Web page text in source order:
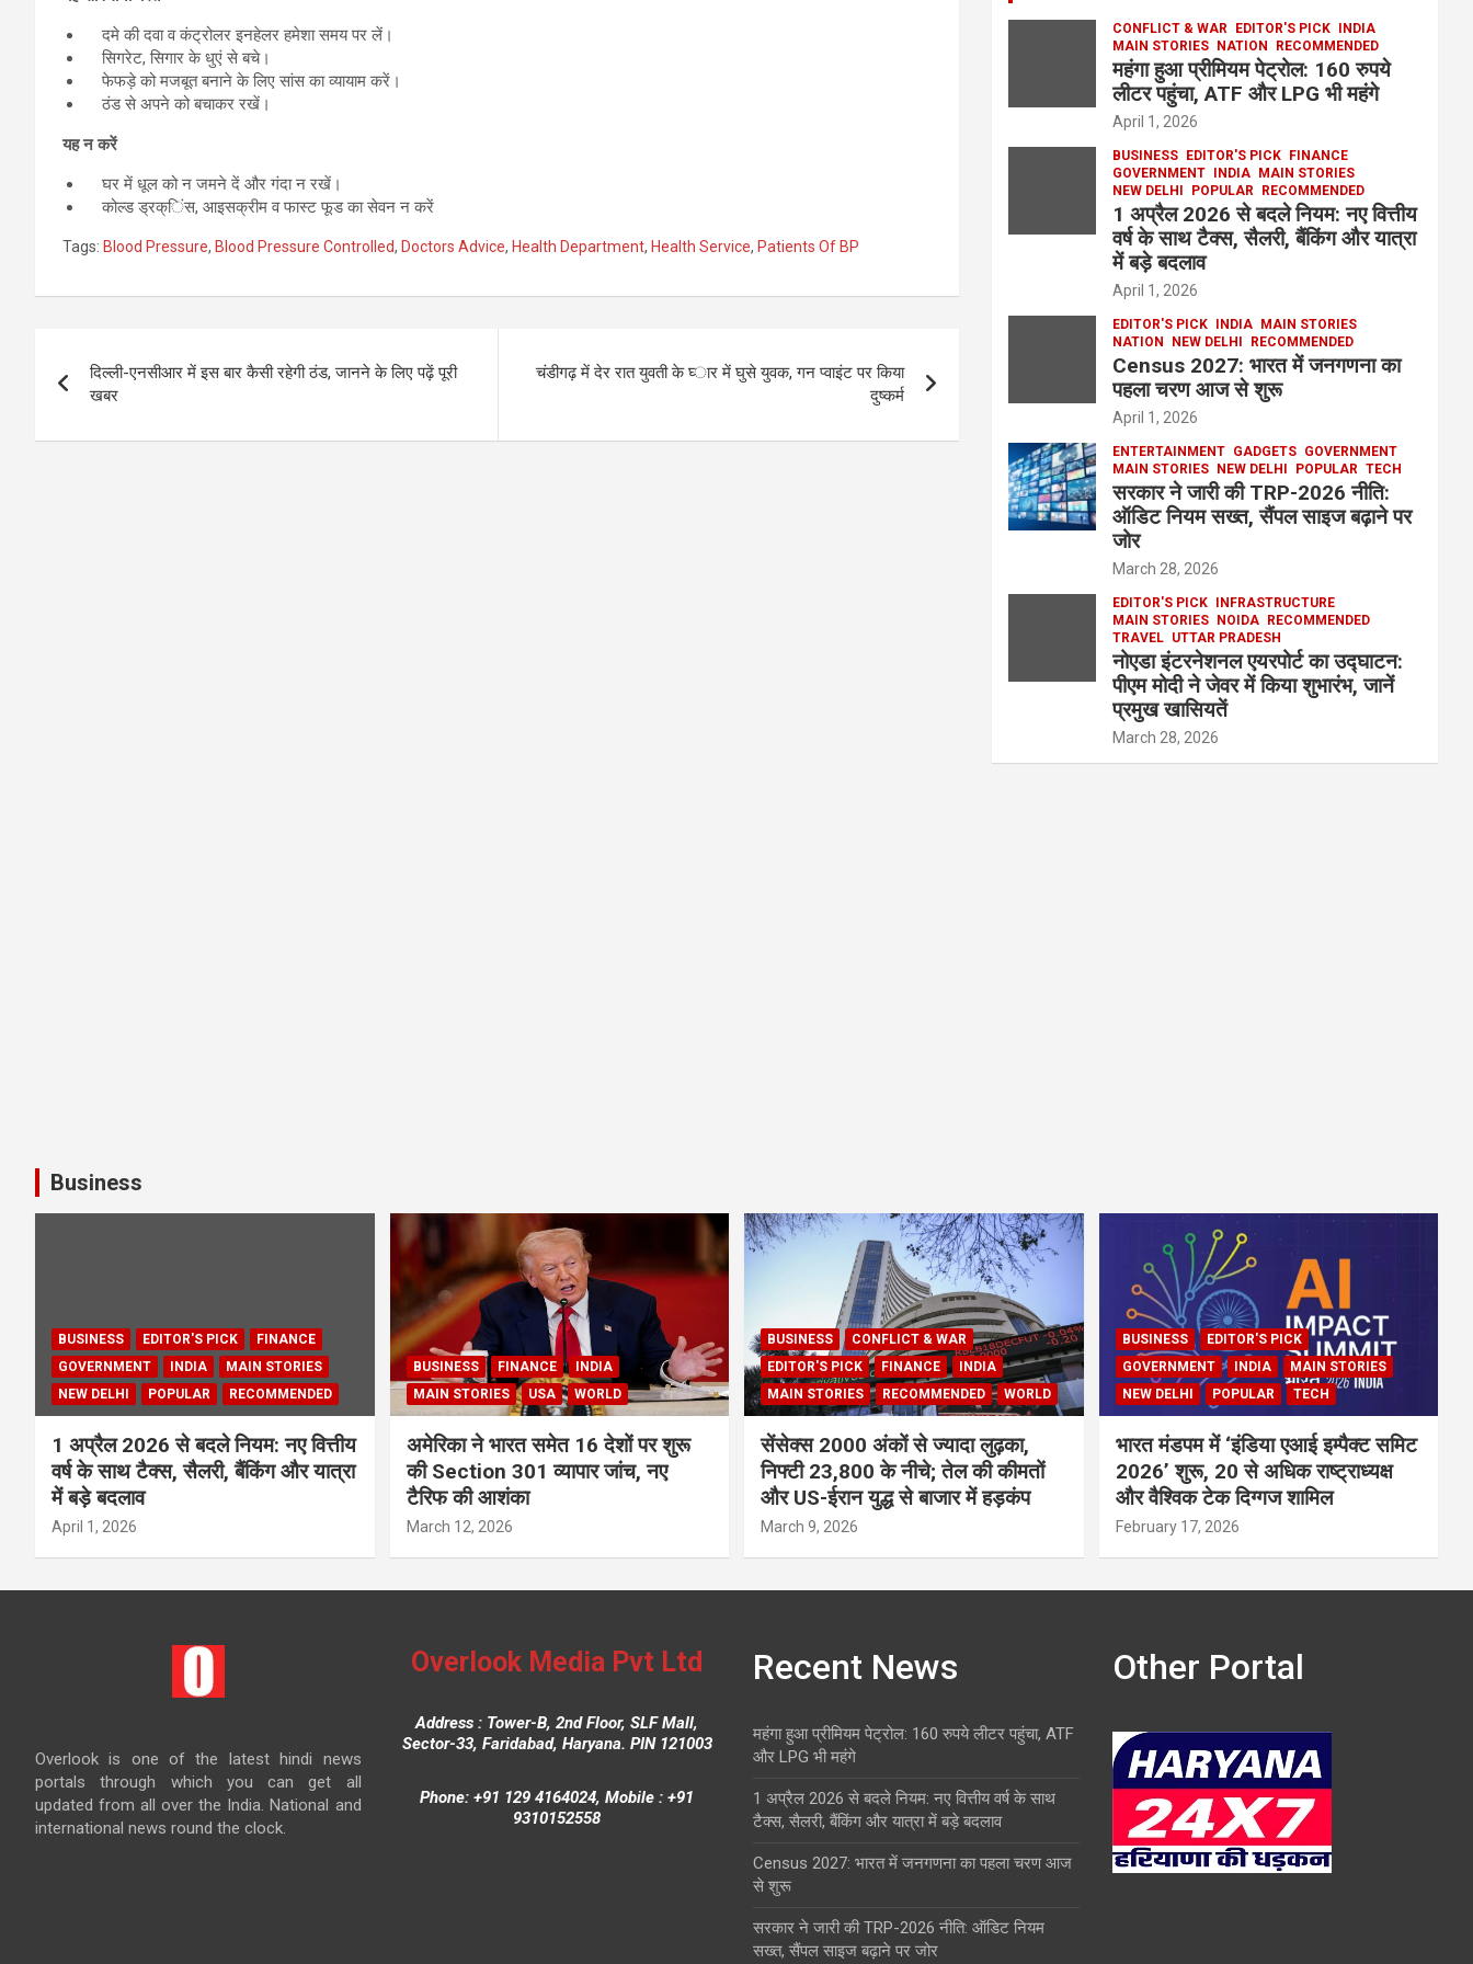
दमे की दवा व कंट्रोलर इनहेलर हमेशा समय पर लें।
सिगरेट, सिगार के धुएं से बचे।
फेफड़े को मजबूत बनाने के लिए सांस का व्यायाम करें।
ठंड से अपने को बचाकर रखें।
यह न करें
घर में धूल को न जमने दें और गंदा न रखें।
कोल्ड ड्रक्िंस, आइसक्रीम व फास्ट फूड का सेवन न करें
Tags: Blood Pressure, Blood Pressure Controlled, Doctors Advice, Health Department, Health Service, Patients Of BP
navigation
दिल्ली-एनसीआर में इस बार कैसी रहेगी ठंड, जानने के लिए पढ़ें पूरी
खबर
चंडीगढ़ में देर रात युवती के घ्‍ार में घुसे युवक, गन प्‍वाइंट पर किया
दुष्‍कर्म
CONFLICT & WAR EDITOR'S PICK INDIA
MAIN STORIES NATION RECOMMENDED
महंगा हुआ प्रीमियम पेट्रोल: 160 रुपये
लीटर पहुंचा, ATF और LPG भी महंगे
April 1, 2026
BUSINESS EDITOR'S PICK FINANCE
GOVERNMENT INDIA MAIN STORIES
NEW DELHI
POPULAR RECOMMENDED
1 अप्रैल 2026 से बदले नियम: नए वित्तीय
वर्ष के साथ टैक्स, सैलरी, बैंकिंग और यात्रा
में बड़े बदलाव
April 1, 2026
EDITOR'S PICK INDIA MAIN STORIES
NATION
NEW DELHI RECOMMENDED
Census 2027: भारत में जनगणना का
पहला चरण आज से शुरू
April 1, 2026
ENTERTAINMENT GADGETS GOVERNMENT
MAIN STORIES NEW DELHI POPULAR TECH
सरकार ने जारी की TRP-2026 नीति:
ऑडिट नियम सख्त, सैंपल साइज बढ़ाने पर
जोर
March 28, 2026
EDITOR'S PICK INFRASTRUCTURE
MAIN STORIES NOIDA RECOMMENDED
TRAVEL UTTAR PRADESH
नोएडा इंटरनेशनल एयरपोर्ट का उद्घाटन:
पीएम मोदी ने जेवर में किया शुभारंभ, जानें
प्रमुख खासियतें
March 28, 2026
Business
BUSINESS EDITOR'S PICK
FINANCE
GOVERNMENT
INDIA
MAIN STORIES
NEW DELHI
POPULAR RECOMMENDED
1 अप्रैल 2026 से बदले नियम: नए वित्तीय
वर्ष के साथ टैक्स, सैलरी, बैंकिंग और यात्रा
में बड़े बदलाव
April 1, 2026
BUSINESS FINANCE
INDIA
MAIN STORIES
USA WORLD
अमेरिका ने भारत समेत 16 देशों पर शुरू
की Section 301 व्यापार जांच, नए
टैरिफ की आशंका
March 12, 2026
BUSINESS
CONFLICT & WAR
EDITOR'S PICK
FINANCE
INDIA
MAIN STORIES
RECOMMENDED WORLD
सेंसेक्स 2000 अंकों से ज्यादा लुढ़का,
निफ्टी 23,800 के नीचे; तेल की कीमतों
और US-ईरान युद्ध से बाजार में हड़कंप
March 9, 2026
BUSINESS
EDITOR'S PICK
GOVERNMENT
INDIA
MAIN STORIES
NEW DELHI
POPULAR TECH
भारत मंडपम में ‘इंडिया एआई इम्पैक्ट समिट
2026’ शुरू, 20 से अधिक राष्ट्राध्यक्ष
और वैश्विक टेक दिग्गज शामिल
February 17, 2026
Overlook is one of the latest hindi news
portals through which you can get all
updated from all over the India. National and
international news round the clock.
Overlook Media Pvt Ltd
Address : Tower-B, 2nd Floor, SLF Mall,
Sector-33, Faridabad, Haryana. PIN 121003
Phone: +91 129 4164024, Mobile : +91
9310152558
Recent News
महंगा हुआ प्रीमियम पेट्रोल: 160 रुपये लीटर पहुंचा, ATF
और LPG भी महंगे
1 अप्रैल 2026 से बदले नियम: नए वित्तीय वर्ष के साथ
टैक्स, सैलरी, बैंकिंग और यात्रा में बड़े बदलाव
Census 2027: भारत में जनगणना का पहला चरण आज
से शुरू
सरकार ने जारी की TRP-2026 नीति: ऑडिट नियम
सख्त, सैंपल साइज बढ़ाने पर जोर
Other Portal